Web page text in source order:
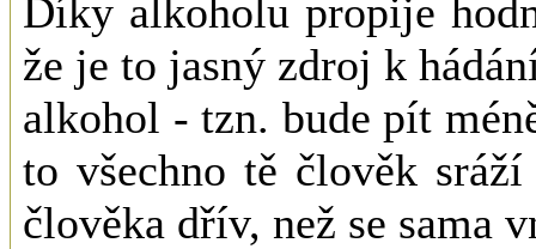
Díky alkoholu propije
že je to jasný zdroj k
alkohol - tzn. bude pít
to všechno tě člověk
člověka dřív, než se sama